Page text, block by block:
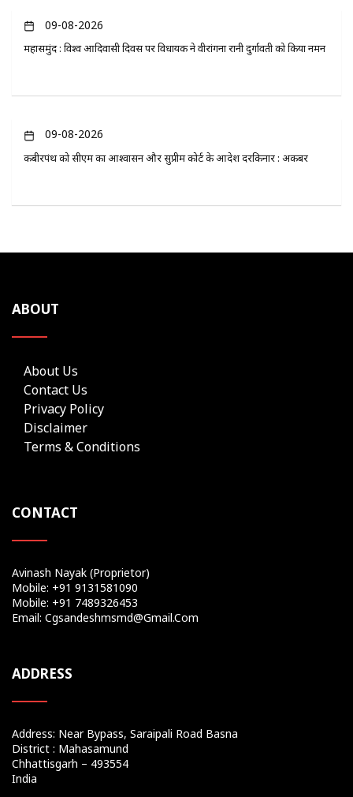
09-08-2026
महासमुंद : विश्व आदिवासी दिवस पर विधायक ने वीरांगना रानी दुर्गावती को किया नमन
09-08-2026
कबीरपंथ को सीएम का आश्वासन और सुप्रीम कोर्ट के आदेश दरकिनार : अकबर
ABOUT
About Us
Contact Us
Privacy Policy
Disclaimer
Terms & Conditions
CONTACT
Avinash Nayak (Proprietor)
Mobile: +91 9131581090
Mobile: +91 7489326453
Email: Cgsandeshmsmd@gmail.com
ADDRESS
Address: Near Bypass, Saraipali Road Basna
District : Mahasamund
Chhattisgarh – 493554
India